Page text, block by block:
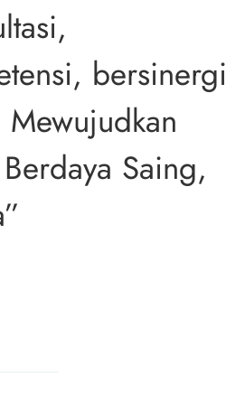
bersinergi
Saing,